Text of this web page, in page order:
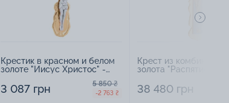
Крестик в красном и белом
золоте "Иисус Христос" -
3 087 грн 5 850 ₴
-2 763 ₴
Крест из
золота "Распятие" -
38 480 грн